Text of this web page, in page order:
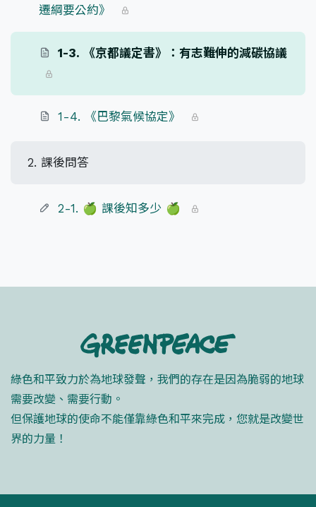
遷綱要公約》
1-3. 《京都議定書》：有志難伸的減碳協議
1-4. 《巴黎氣候協定》
2. 課後問答
2-1. 🍏 課後知多少 🍏
綠色和平致力於為地球發聲，我們的存在是因為脆弱的地球
需要改變、需要行動。
但保護地球的使命不能僅靠綠色和平來完成，您就是改變世
界的力量！